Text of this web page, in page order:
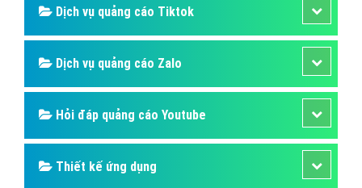
Dịch vụ quảng cáo Tiktok
Dịch vụ quảng cáo Zalo
Hỏi đáp quảng cáo Youtube
Thiết kế ứng dụng